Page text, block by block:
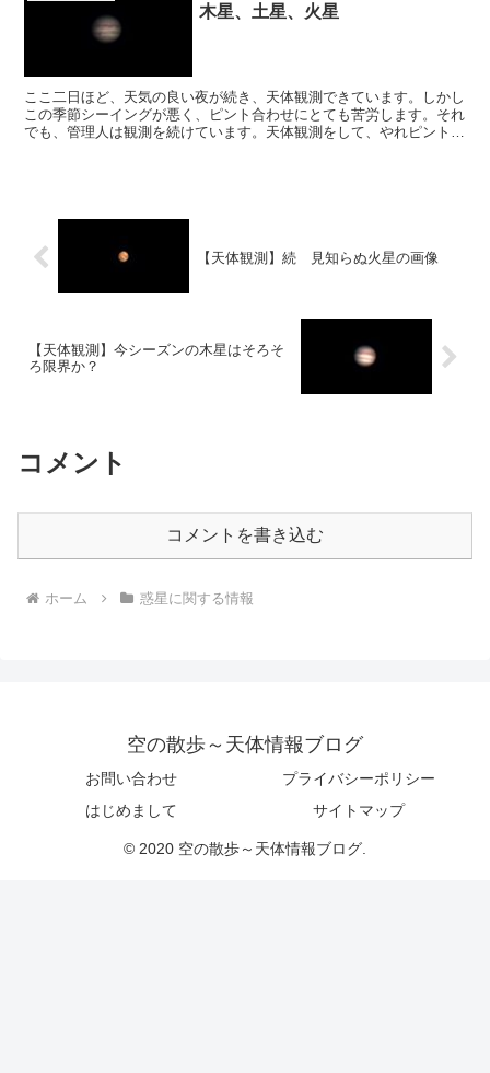
木星、土星、火星
ここ二日ほど、天気の良い夜が続き、天体観測できています。しかし
この季節シーイングが悪く、ピント合わせにとても苦労します。それ
でも、管理人は観測を続けています。天体観測をして、やれピントが
【天体観測】続 見知らぬ火星の画像
【天体観測】今シーズンの木星はそろそ
ろ限界か？
コメント
コメントを書き込む
ホーム 惑星に関する情報
空の散歩～天体情報ブログ
お問い合わせ
プライバシーポリシー
はじめまして
サイトマップ
© 2020 空の散歩～天体情報ブログ.